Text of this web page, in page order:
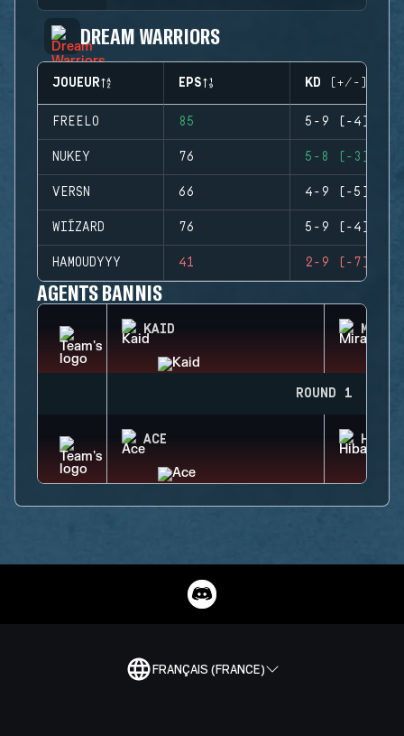
DREAM WARRIORS
JOUEUR EPS KD (+/-)
FREELO 85 5-9 (-4)
NUKEY 76 5-8 (-3)
VERSN 66 4-9 (-5)
WIÍZARD 76 5-9 (-4)
HAMOUDYYY 41 2-9 (-7)
AGENTS BANNIS
KAID MIRA
ROUND 1
ACE
FRANÇAIS (FRANCE)